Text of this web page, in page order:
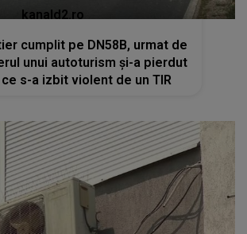
kanald2.ro
cumplit pe DN58B, urmat de
unui autoturism și-a pierdut
s-a izbit violent de un TIR